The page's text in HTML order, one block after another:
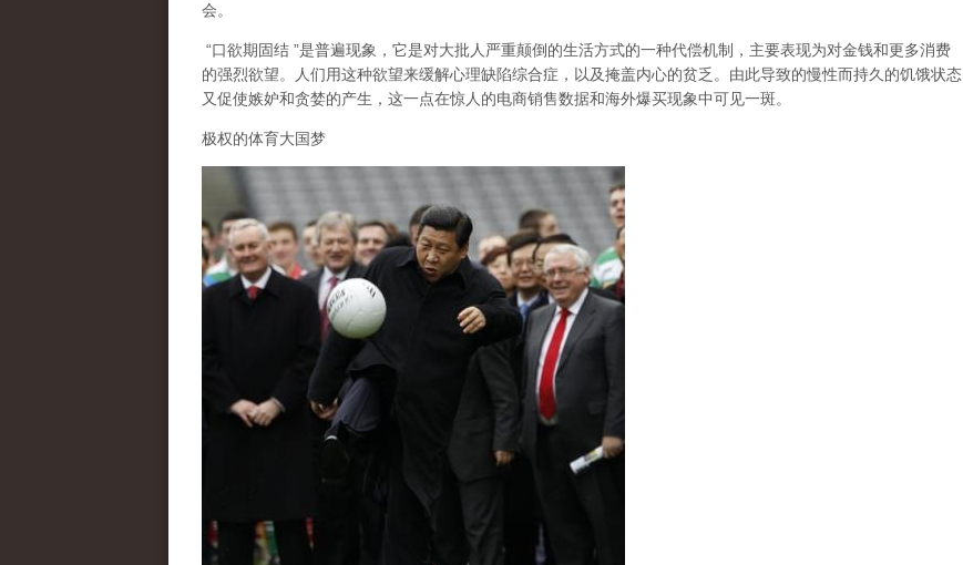
会。
“口欲期固结 ”是普遍现象，它是对大批人严重颠倒的生活方式的一种代偿机制，主要表现为对金钱和更多消费
的强烈欲望。人们用这种欲望来缓解心理缺陷综合症，以及掩盖内心的贫乏。由此导致的慢性而持久的饥饿状态
又促使嫉妒和贪婪的产生，这一点在惊人的电商销售数据和海外爆买现象中可见一斑。
极权的体育大国梦